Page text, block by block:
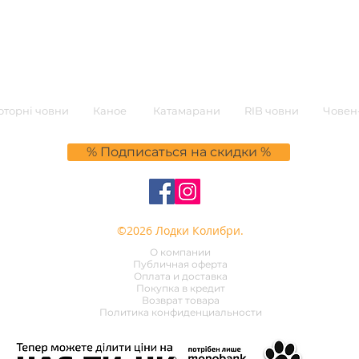
човни Каное Катамарани RIB човни
% Подписаться на скидки %
©2026 Лодки Колибри.
О компании
Публичная оферта
Оплата и доставка
Покупка в кредит
Возврат товара
Политика конфиденциальности